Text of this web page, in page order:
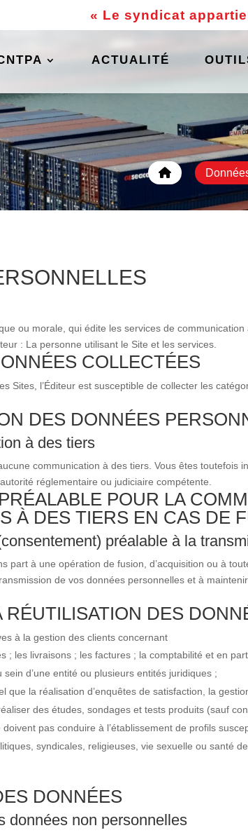
« Le syndicat
ACTUALITÉ
ou morale, qui édite les services de communication
: La personne utilisant le Site et les services.
COLLECTÉES
Sites, l’Éditeur est susceptible de collecter les
DES DONNÉES
à des tiers
communication à des tiers. Vous êtes
réglementaire ou judiciaire compétente.
POUR LA
À DES TIERS EN CAS DE
préalable à la
part à une opération de fusion, d’acquisition ou à
de vos données personnelles et à
RÉUTILISATION DES
à la gestion des clients concernant
; les livraisons ; les factures ; la comptabilité et en
d’une entité ou plusieurs entités juridiques ;
que la réalisation d’enquêtes de satisfaction, la
des études, sondages et tests produits (sauf
doivent pas conduire à l’établissement de profils
syndicales, religieuses, vie sexuelle ou santé
DONNÉES
données non personnelles